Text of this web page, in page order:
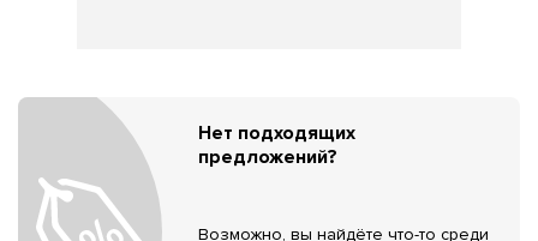
Нет подходящих
предложений?
Возможно, вы найдёте что-то среди